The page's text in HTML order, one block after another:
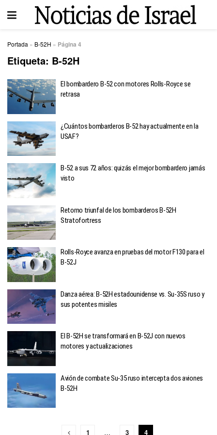
Portada » B-52H » Página 4
Etiqueta: B-52H
El bombardero B-52 con motores Rolls-Royce se
retrasa
¿Cuántos bombarderos B-52 hay actualmente en la
USAF?
B-52 a sus 72 años: quizás el mejor bombardero jamás
visto
Retorno triunfal de los bombarderos B-52H
Stratofortress
Rolls-Royce avanza en pruebas del motor F130 para el
B-52J
Danza aérea: B-52H estadounidense vs. Su-35S ruso y
sus potentes misiles
El B-52H se transformará en B-52J con nuevos
motores y actualizaciones
Avión de combate Su-35 ruso intercepta dos aviones
B-52H
1 … 3 4